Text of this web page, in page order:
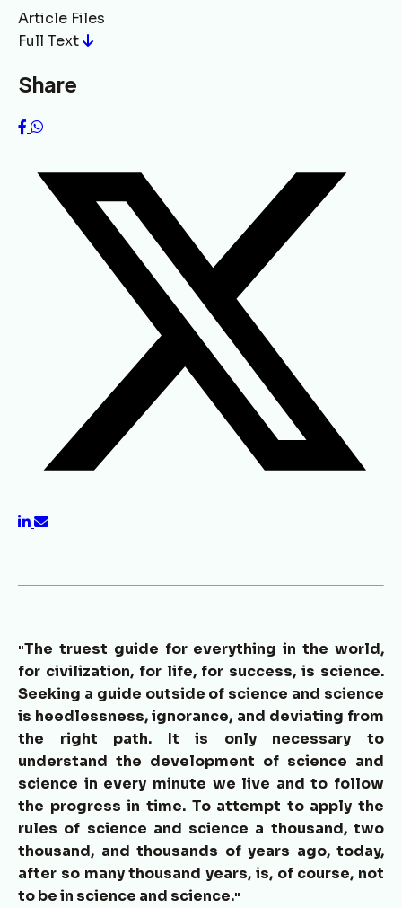
Article Files
Full Text
Share
"The truest guide for everything in the world,
for civilization, for life, for success, is science.
Seeking a guide outside of science and science
is heedlessness, ignorance, and deviating from
the right path. It is only necessary to
understand the development of science and
science in every minute we live and to follow
the progress in time. To attempt to apply the
rules of science and science a thousand, two
thousand, and thousands of years ago, today,
after so many thousand years, is, of course, not
to be in science and science."